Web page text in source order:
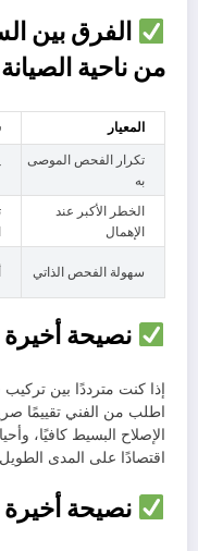
الفرق بين
من ناحية الصيانة
المعيار
تكرار الفحص الموصى
به
الخطر الأكبر عند
الإهمال
سهولة الفحص الذاتي
نصيحة أخيرة
إذا كنت مترددًا بين
اطلب من الفني تقييمًا
الإصلاح البسيط كافيًا،
اقتصادًا على المدى
نصيحة أخيرة